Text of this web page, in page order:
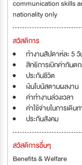
communication skills
nationality only
สวัสดิการ
ทำงานสัปดาห์ละ 5
สิทธิการเบิกค่าทันต
ประกันชีวิต
เงินโบนัสตามผลงาน
ค่าทำงานล่วงเวลา
ค่าใช้จ่ายในการเดิน
ประกันสังคม
สวัสดิการอื่นๆ
Benefits & Welfare